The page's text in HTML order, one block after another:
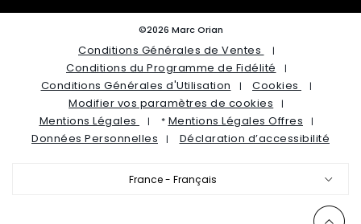
©2026 Marc Orian
Conditions Générales de Ventes
Conditions du Programme de Fidélité
Conditions Générales d'Utilisation
Cookies
Modifier vos paramètres de cookies
Mentions Légales
* Mentions Légales Offres
Données Personnelles
Déclaration d’accessibilité
France - Français